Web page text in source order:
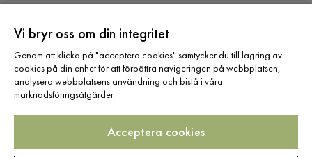
Sortiment
Vi bryr oss om din integritet
Genom att klicka på "acceptera cookies" samtycker du till lagring av
cookies på din enhet för att förbättra navigeringen på webbplatsen,
analysera webbplatsens användning och bistå i våra
marknadsföringsåtgärder.
Acceptera cookies